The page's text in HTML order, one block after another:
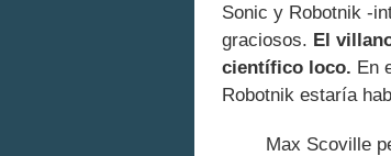
Sonic y Robotnik -
graciosos. El
científico loco. En
Robotnik estaría
Max Scoville